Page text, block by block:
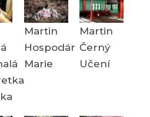
Martin
Hospodár
Marie
Martin
Černý
Učení